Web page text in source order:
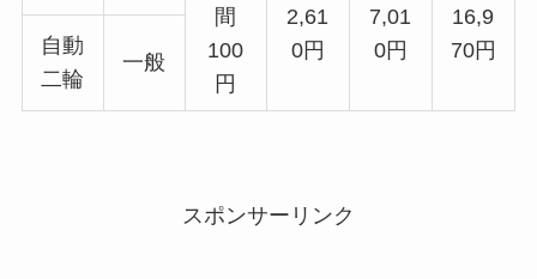
間
100
円
2,61
0円
7,01
0円
16,9
70円
自動
二輪
一般
スポンサーリンク